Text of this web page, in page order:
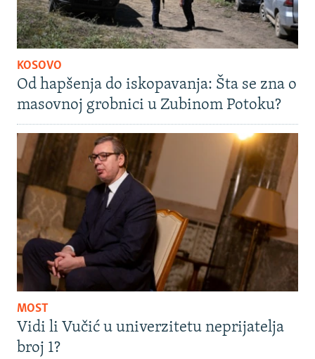
KOSOVO
Od hapšenja do iskopavanja: Šta se zna o
masovnoj grobnici u Zubinom Potoku?
MOST
Vidi li Vučić u univerzitetu neprijatelja
broj 1?